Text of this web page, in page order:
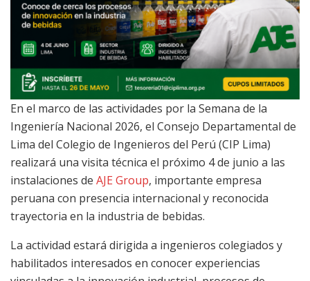
En el marco de las actividades por la Semana de la
Ingeniería Nacional 2026, el Consejo Departamental de
Lima del Colegio de Ingenieros del Perú (CIP Lima)
realizará una visita técnica el próximo 4 de junio a las
instalaciones de AJE Group, importante empresa
peruana con presencia internacional y reconocida
trayectoria en la industria de bebidas.
La actividad estará dirigida a ingenieros colegiados y
habilitados interesados en conocer experiencias